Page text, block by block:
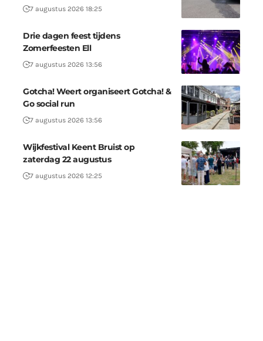
7 augustus 2026 18:25
Drie dagen feest tijdens
Zomerfeesten Ell
7 augustus 2026 13:56
Gotcha! Weert organiseert Gotcha! &
Go social run
7 augustus 2026 13:56
Wijkfestival Keent Bruist op
zaterdag 22 augustus
7 augustus 2026 12:25